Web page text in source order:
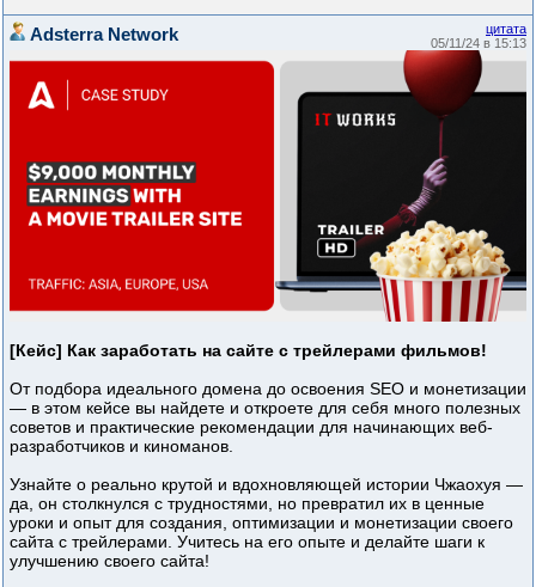
цитата
05/11/24 в 15:13
Adsterra Network
[Кейс] Как заработать на сайте с трейлерами фильмов!
От подбора идеального домена до освоения SEO и монетизации
— в этом кейсе вы найдете и откроете для себя много полезных
советов и практические рекомендации для начинающих веб-
разработчиков и киноманов.
Узнайте о реально крутой и вдохновляющей истории Чжаохуя —
да, он столкнулся с трудностями, но превратил их в ценные
уроки и опыт для создания, оптимизации и монетизации своего
сайта с трейлерами. Учитесь на его опыте и делайте шаги к
улучшению своего сайта!